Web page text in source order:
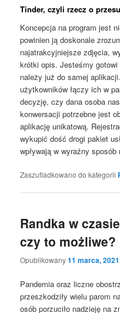
Tinder, czyli rzecz o
Koncepcja na program jest
powinien ją doskonale
najatrakcyjniejsze zdjęcia,
krótki opis. Jesteśmy
należy już do samej
użytkowników łączy ich w
decyzję, czy dana osoba
konwersacji potrzebne jest
aplikację unikatową.
wykupić dość drogi pakiet
wpływają w wyraźny
Zaszufladkowano do kategorii
Randka w
czy to możliwe?
Opublikowany11 marca, 2021
Pandemia oraz liczne
przeszkodziły wielu parom
osób porzuciło nadzieję na